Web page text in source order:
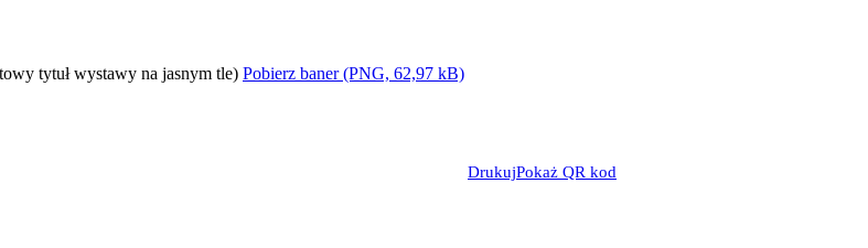
Pobierz baner (PNG, 62,97 kB)
DrukujPokaż QR kod